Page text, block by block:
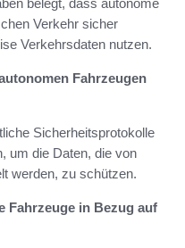
belegt, dass autonome
Verkehr sicher
Verkehrsdaten nutzen.
Fahrzeugen
Sicherheitsprotokolle
um die Daten, die von
werden, zu schützen.
Fahrzeuge in Bezug auf